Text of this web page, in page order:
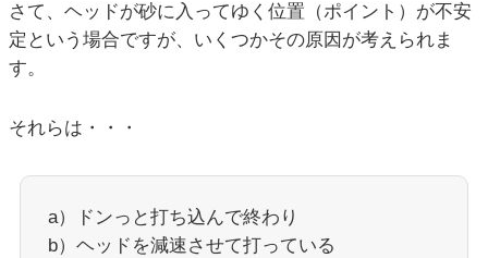
さて、ヘッドが砂に入ってゆく位置（ポイント）が不安
定という場合ですが、いくつかその原因が考えられま
す。
それらは・・・
a）ドンっと打ち込んで終わり
b）ヘッドを減速させて打っている